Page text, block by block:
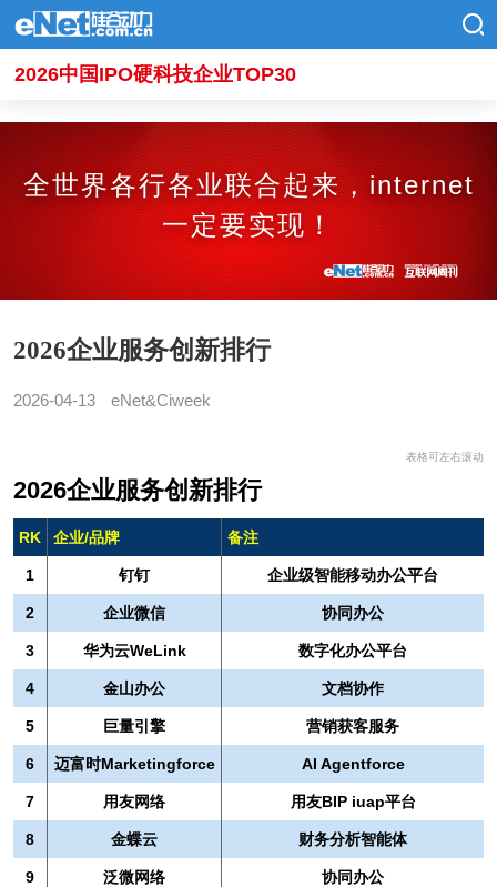
2026中国IPO硬科技企业TOP30
全世界各行各业联合起来，internet
一定要实现！
2026企业服务创新排行
2026-04-13 eNet&Ciweek
表格可左右滚动
2026企业服务创新排行
RK 企业/品牌 备注
1 钉钉 企业级智能移动办公平台
2 企业微信 协同办公
3 华为云WeLink 数字化办公平台
4 金山办公 文档协作
5 巨量引擎 营销获客服务
6 迈富时Marketingforce AI Agentforce
7 用友网络 用友BIP iuap平台
8 金蝶云 财务分析智能体
9 泛微网络 协同办公